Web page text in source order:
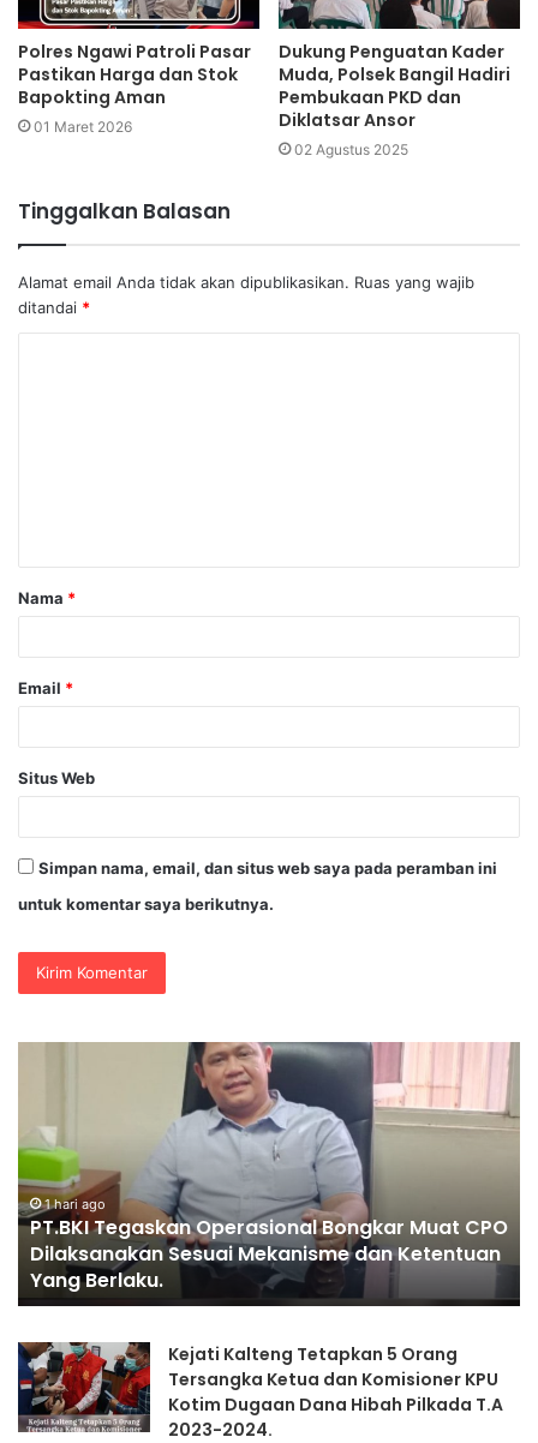
Polres Ngawi Patroli Pasar
Pastikan Harga dan Stok
Bapokting Aman
01 Maret 2026
Dukung Penguatan Kader
Muda, Polsek Bangil Hadiri
Pembukaan PKD dan
Diklatsar Ansor
02 Agustus 2025
Tinggalkan Balasan
Alamat email Anda tidak akan dipublikasikan. Ruas yang wajib
ditandai *
a
r
Nama *
Email *
Situs Web
Simpan nama, email, dan situs web saya pada peramban ini
untuk komentar saya berikutnya.
CPO
PENGGANTIAN
KAPOLRI”KOMPETENSI
1 hari ago
PENGGANTIAN KAPOLRI”KOMPETENSI ABSOLUT
PRESIDEN”
Kejati Kalteng Tetapkan 5 Orang
Tersangka Ketua dan Komisioner KPU
Kotim Dugaan Dana Hibah Pilkada T.A
2023-2024.